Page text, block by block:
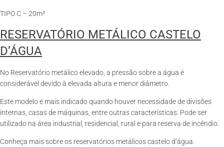
TIPO C – 20m³
RESERVATÓRIO METÁLICO CASTELO
D’ÁGUA
No Reservatório metálico elevado, a pressão sobre a água é
considerável devido à elevada altura e menor diâmetro.
Este modelo é mais indicado quando houver necessidade de divisões
internas, casas de máquinas, entre outras características. Pode ser
utilizado na área industrial, residencial, rural e para reserva de incêndio.
Conheça mais sobre os reservatórios metálicos castelo d’água.